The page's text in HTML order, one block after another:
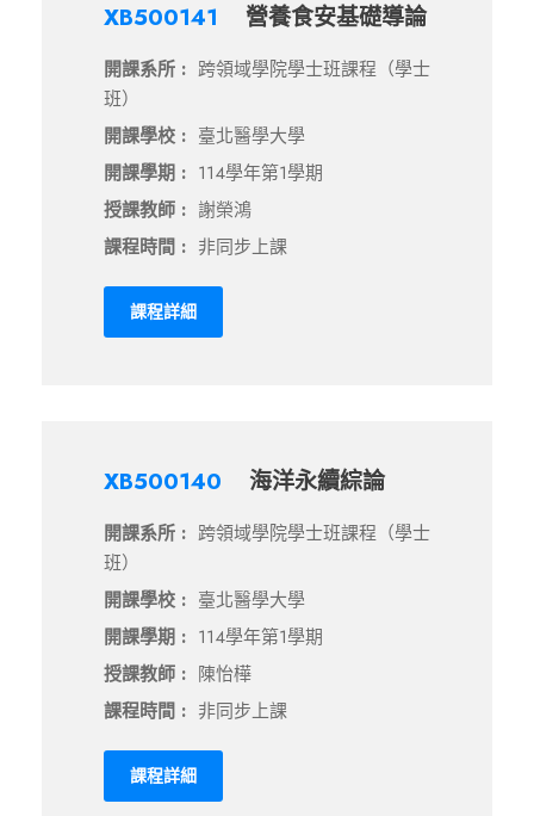
XB500141 營養食安基礎導論
開課系所 : 跨領域學院學士班課程（學士
班）
開課學校 : 臺北醫學大學
開課學期 : 114學年第1學期
授課教師 : 謝榮鴻
課程時間 : 非同步上課
課程詳細
XB500140 海洋永續綜論
開課系所 : 跨領域學院學士班課程（學士
班）
開課學校 : 臺北醫學大學
開課學期 : 114學年第1學期
授課教師 : 陳怡樺
課程時間 : 非同步上課
課程詳細